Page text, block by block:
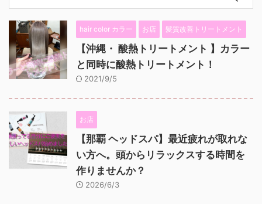
hair color カラー お店 髪質改善トリートメント
【沖縄・ 酸熱トリートメント 】カラー
と同時に酸熱トリートメント！
2021/9/5
お店
【那覇 ヘッドスパ】最近疲れが取れな
い方へ。頭からリラックスする時間を
作りませんか？
2026/6/3